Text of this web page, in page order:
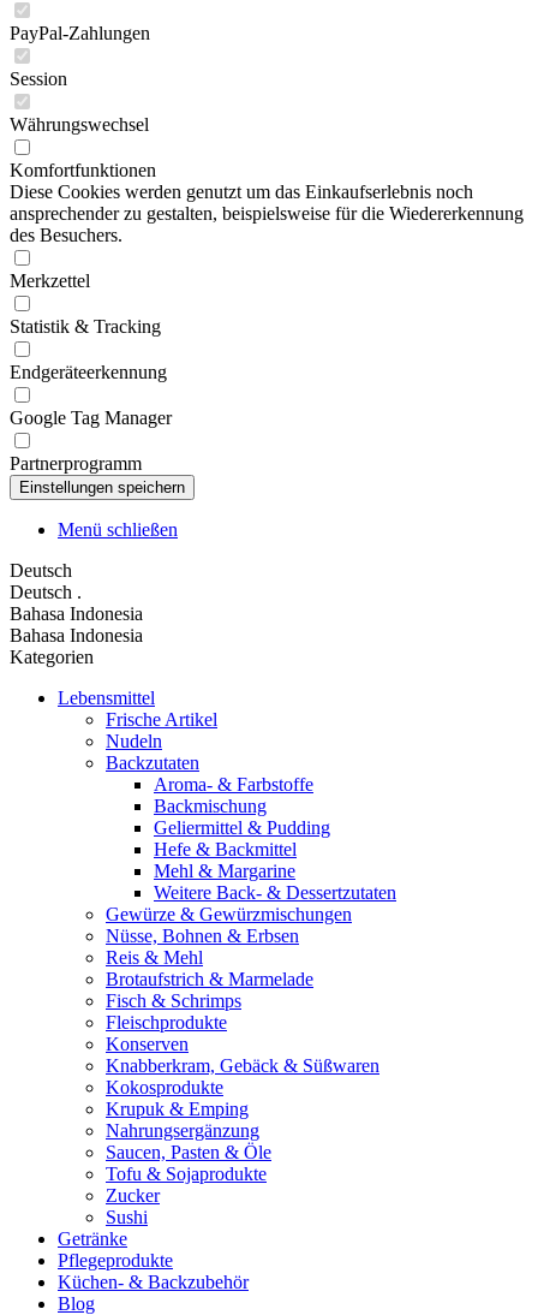
PayPal-Zahlungen
Session
Währungswechsel
Komfortfunktionen
Diese Cookies werden genutzt um das Einkaufserlebnis noch
ansprechender zu gestalten, beispielsweise für die Wiedererkennung
des Besuchers.
Merkzettel
Statistik & Tracking
Endgeräteerkennung
Google Tag Manager
Partnerprogramm
Menü schließen
Deutsch
Deutsch .
Bahasa Indonesia
Bahasa Indonesia
Kategorien
Lebensmittel
Frische Artikel
Nudeln
Backzutaten
Aroma- & Farbstoffe
Backmischung
Geliermittel & Pudding
Hefe & Backmittel
Mehl & Margarine
Weitere Back- & Dessertzutaten
Gewürze & Gewürzmischungen
Nüsse, Bohnen & Erbsen
Reis & Mehl
Brotaufstrich & Marmelade
Fisch & Schrimps
Fleischprodukte
Konserven
Knabberkram, Gebäck & Süßwaren
Kokosprodukte
Krupuk & Emping
Nahrungsergänzung
Saucen, Pasten & Öle
Tofu & Sojaprodukte
Zucker
Sushi
Getränke
Pflegeprodukte
Küchen- & Backzubehör
Blog